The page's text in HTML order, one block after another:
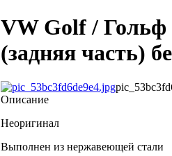
VW Golf / Гольф
(задняя часть)
Описание
Неоригинал
Выполнен из нержавеющей стали